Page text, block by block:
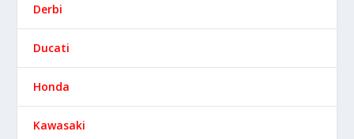
Derbi
Ducati
Honda
Kawasaki